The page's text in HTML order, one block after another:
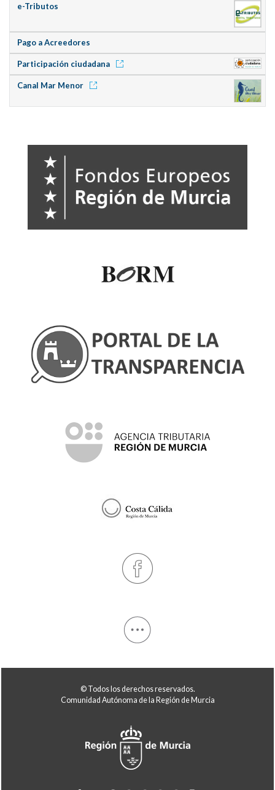
e-Tributos
Pago a Acreedores
Participación ciudadana
Canal Mar Menor
© Todos los derechos reservados.
Comunidad Autónoma de la Región de Murcia